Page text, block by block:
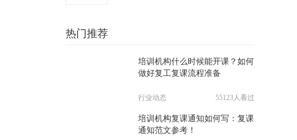
热门推荐
培训机构什么时候能开课？如何
做好复工复课流程准备
行业动态 55123人看过
培训机构复课通知如何写：复课
通知范文参考！